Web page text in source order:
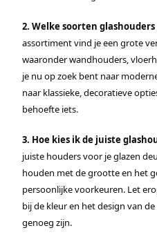
2. Welke soorten
assortiment vind je een grote
waaronder wandhouders,
je nu op zoek bent naar
naar klassieke, decoratieve
behoefte iets.
3. Hoe kies ik de juiste
juiste houders voor je glazen
houden met de grootte en het
persoonlijke voorkeuren. Let
bij de kleur en het design van
genoeg zijn.